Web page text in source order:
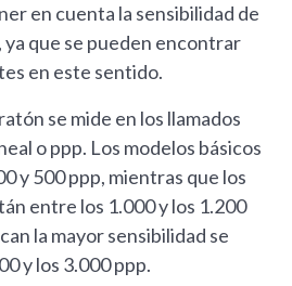
en cuenta la sensibilidad de
que se pueden encontrar
en este sentido.
se mide en los llamados
o ppp. Los modelos básicos
y 500 ppp, mientras que los
entre los 1.000 y los 1.200
la mayor sensibilidad se
y los 3.000 ppp.